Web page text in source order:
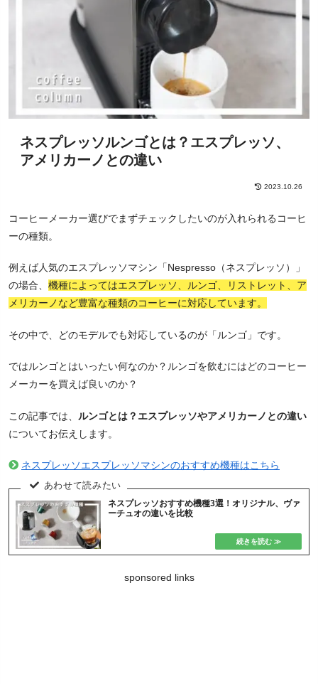
ネスプレッソルンゴとは？エスプレッソ、
アメリカーノとの違い
2023.10.26
コーヒーメーカー選びでまずチェックしたいのが入れられるコーヒ
ーの種類。
例えば人気のエスプレッソマシン「Nespresso（ネスプレッソ）」
の場合、 機種によってはエスプレッソ、ルンゴ、リストレット、ア
メリカーノなど豊富な種類のコーヒーに対応しています。
その中で、どのモデルでも対応しているのが「ルンゴ」です。
ではルンゴとはいったい何なのか？ルンゴを飲むにはどのコーヒー
メーカーを買えば良いのか？
この記事では、 ルンゴとは？エスプレッソやアメリカーノとの違い
についてお伝えします。
ネスプレッソエスプレッソマシンのおすすめ機種はこちら
ネスプレッソおすすめ機種3選！オリジナル、ヴァ
ーチュオの違いを比較
sponsored links